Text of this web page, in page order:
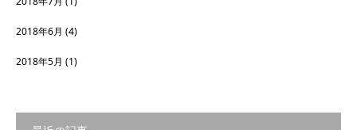
2018年6月 (4)
2018年5月 (1)